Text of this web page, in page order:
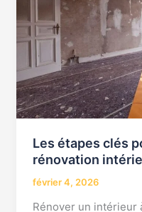
Les étapes clés
rénovation
février 4, 2026
Rénover un intérieur
réussir
sa
rénovation
intérieure
à
Paris